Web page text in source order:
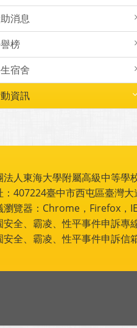
消息
榜
宿舍
資訊
法人東海大學附屬高級中等學
：407224臺中市西屯區臺灣
瀏覽器：Chrome，Firefox，
安全、霸凌、性平事件申訴專
安全、霸凌、性平事件申訴